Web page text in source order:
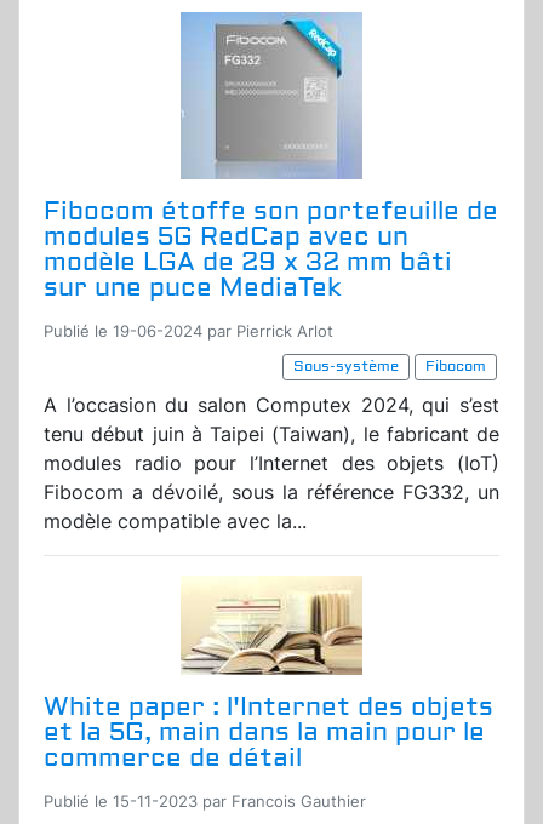
Fibocom étoffe son portefeuille de
modules 5G RedCap avec un
modèle LGA de 29 x 32 mm bâti
sur une puce MediaTek
Publié le 19-06-2024 par Pierrick Arlot
Sous-système
Fibocom
A l’occasion du salon Computex 2024, qui s’est
tenu début juin à Taipei (Taiwan), le fabricant de
modules radio pour l’Internet des objets (IoT)
Fibocom a dévoilé, sous la référence FG332, un
modèle compatible avec la...
White paper : l'Internet des objets
et la 5G, main dans la main pour le
commerce de détail
Publié le 15-11-2023 par Francois Gauthier